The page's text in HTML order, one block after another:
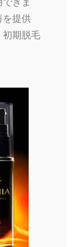
を提供
初期脱毛